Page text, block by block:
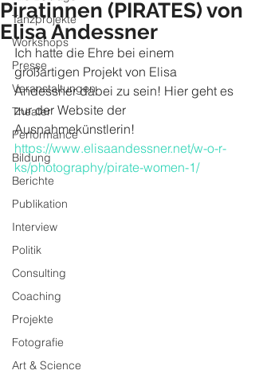
Tanzprojekte
Workshops
Presse
Veranstaltungen
Theater
Performance
Bildung
Berichte
Publikation
Interview
Politik
Consulting
Coaching
Projekte
Fotografie
Art & Science
Piratinnen (PIRATES) von
Elisa Andessner
Ich hatte die Ehre bei einem
großartigen Projekt von Elisa
Andessner dabei zu sein! Hier geht es
zur der Website der
Ausnahmekünstlerin!
https://www.elisaandessner.net/w-o-r-
ks/photography/pirate-women-1/